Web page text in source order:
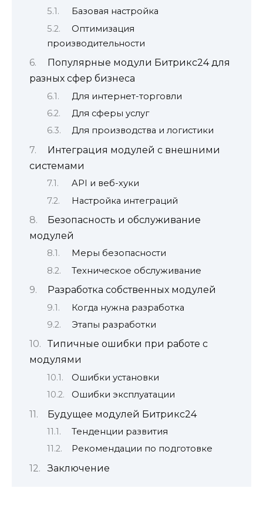
Базовая настройка
Оптимизация
производительности
Популярные модули Битрикс24 для
разных сфер бизнеса
Для интернет-торговли
Для сферы услуг
Для производства и логистики
Интеграция модулей с внешними
системами
API и веб-хуки
Настройка интеграций
Безопасность и обслуживание
модулей
Меры безопасности
Техническое обслуживание
Разработка собственных модулей
Когда нужна разработка
Этапы разработки
Типичные ошибки при работе с
модулями
Ошибки установки
Ошибки эксплуатации
Будущее модулей Битрикс24
Тенденции развития
Рекомендации по подготовке
Заключение